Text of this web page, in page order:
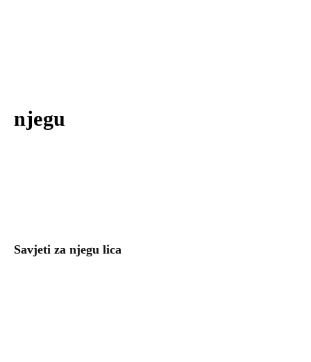
njegu
Savjeti za njegu lica